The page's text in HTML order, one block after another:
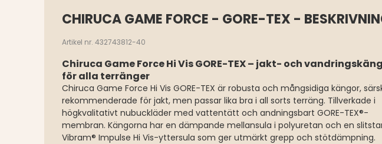
CHIRUCA GAME FORCE - GORE-TEX -
Artikel nr. 432743812-40
Chiruca Game Force Hi Vis GORE-TEX – jakt- och
för alla terränger
Chiruca Game Force Hi Vis GORE-TEX är robusta och mångsidiga kängor,
rekommenderade för jakt, men passar lika bra i all sorts terräng. Tillverkade i
högkvalitativt nubuckläder med vattentätt och andningsbart GORE-TEX®-
membran. Kängorna har en dämpande mellansula i polyuretan och en
Vibram® Impulse Hi Vis-yttersula som ger utmärkt grepp och stötdämpning.